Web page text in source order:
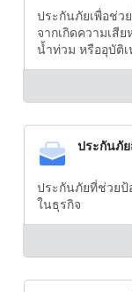
ประกันภัยเพื่อช่ว
จากเกิดความเสี
น้ำท่วม หรืออุบัติ
ประกันภัย
ประกันภัยที่ช่วยป้
ในธุรกิจ